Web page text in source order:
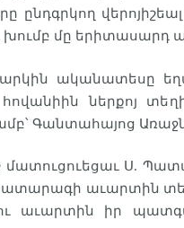
ընդգրկող
խումբ մը երիտասարդ
ականատեսը
հովանիին ներքոյ
Գանտահայոց
մատուցուեցաւ Ս.
աւարտին
աւարտին իր